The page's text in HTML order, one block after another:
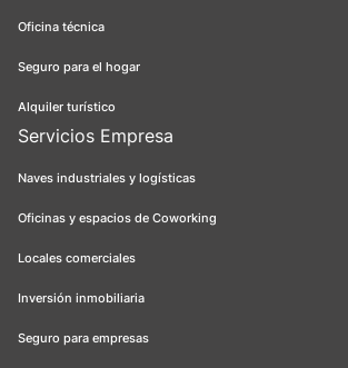
Oficina técnica
Seguro para el hogar
Alquiler turístico
Servicios Empresa
Naves industriales y logísticas
Oficinas y espacios de Coworking
Locales comerciales
Inversión inmobiliaria
Seguro para empresas